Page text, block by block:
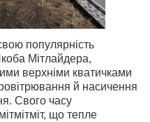
популярність
Мітлайдера,
верхніми кватичками
й насичення
Свого часу
що тепле